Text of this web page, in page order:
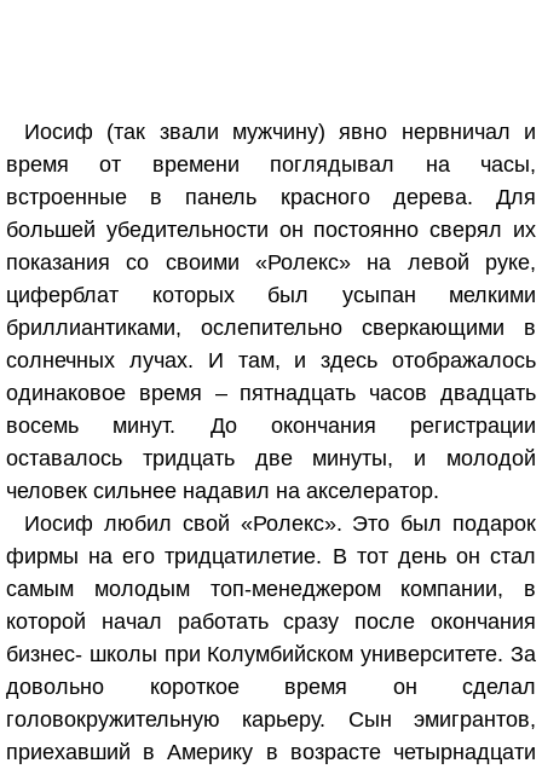
Иосиф (так звали мужчину) явно нервничал и
время от времени поглядывал на часы,
встроенные в панель красного дерева. Для
большей убедительности он постоянно сверял их
показания со своими «Ролекс» на левой руке,
циферблат которых был усыпан мелкими
бриллиантиками, ослепительно сверкающими в
солнечных лучах. И там, и здесь отображалось
одинаковое время – пятнадцать часов двадцать
восемь минут. До окончания регистрации
оставалось тридцать две минуты, и молодой
человек сильнее надавил на акселератор.
Иосиф любил свой «Ролекс». Это был подарок
фирмы на его тридцатилетие. В тот день он стал
самым молодым топ-менеджером компании, в
которой начал работать сразу после окончания
бизнес- школы при Колумбийском университете. За
довольно короткое время он сделал
головокружительную карьеру. Сын эмигрантов,
приехавший в Америку в возрасте четырнадцати